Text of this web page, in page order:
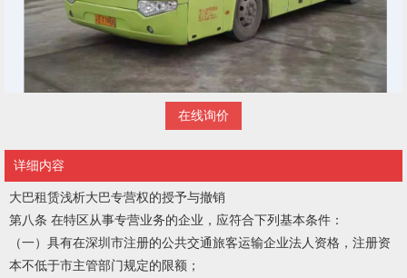
在线询价
详细内容
大巴租赁浅析大巴专营权的授予与撤销
第八条 在特区从事专营业务的企业，应符合下列基本条件：
（一）具有在深圳市注册的公共交通旅客运输企业法人资格，注册资
本不低于市主管部门规定的限额；